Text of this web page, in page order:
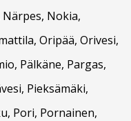
Nokia,
Oripää, Orivesi,
Pälkäne, Pargas,
Pieksämäki,
Pori, Pornainen,